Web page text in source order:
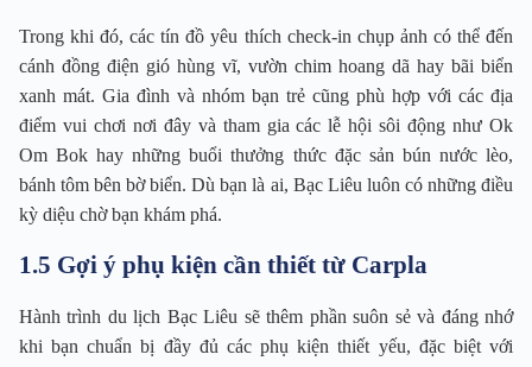
Trong khi đó, các tín đồ yêu thích check-in chụp ảnh có thể đến
cánh đồng điện gió hùng vĩ, vườn chim hoang dã hay bãi biển
xanh mát. Gia đình và nhóm bạn trẻ cũng phù hợp với các địa
điểm vui chơi nơi đây và tham gia các lễ hội sôi động như Ok
Om Bok hay những buổi thưởng thức đặc sản bún nước lèo,
bánh tôm bên bờ biển. Dù bạn là ai, Bạc Liêu luôn có những điều
kỳ diệu chờ bạn khám phá.
1.5 Gợi ý phụ kiện cần thiết từ Carpla
Hành trình du lịch Bạc Liêu sẽ thêm phần suôn sẻ và đáng nhớ
khi bạn chuẩn bị đầy đủ các phụ kiện thiết yếu, đặc biệt với